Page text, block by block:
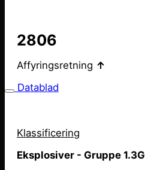
2806
Affyringsretning ↑
Datablad
Klassificering
Eksplosiver - Gruppe 1.3G